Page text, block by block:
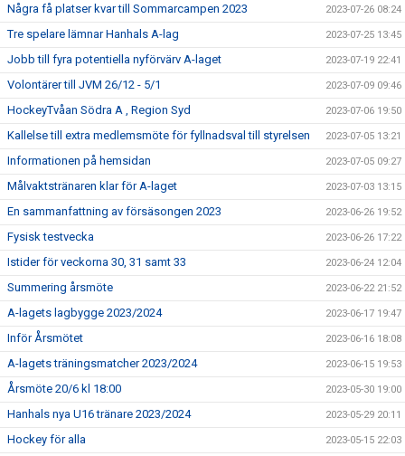
Några få platser kvar till Sommarcampen 2023 2023-07-26 08:24
Tre spelare lämnar Hanhals A-lag 2023-07-25 13:45
Jobb till fyra potentiella nyförvärv A-laget 2023-07-19 22:41
Volontärer till JVM 26/12 - 5/1 2023-07-09 09:46
HockeyTvåan Södra A , Region Syd 2023-07-06 19:50
Kallelse till extra medlemsmöte för fyllnadsval till styrelsen 2023-07-05 13:21
Informationen på hemsidan 2023-07-05 09:27
Målvaktstränaren klar för A-laget 2023-07-03 13:15
En sammanfattning av försäsongen 2023 2023-06-26 19:52
Fysisk testvecka 2023-06-26 17:22
Istider för veckorna 30, 31 samt 33 2023-06-24 12:04
Summering årsmöte 2023-06-22 21:52
A-lagets lagbygge 2023/2024 2023-06-17 19:47
Inför Årsmötet 2023-06-16 18:08
A-lagets träningsmatcher 2023/2024 2023-06-15 19:53
Årsmöte 20/6 kl 18:00 2023-05-30 19:00
Hanhals nya U16 tränare 2023/2024 2023-05-29 20:11
Hockey för alla 2023-05-15 22:03